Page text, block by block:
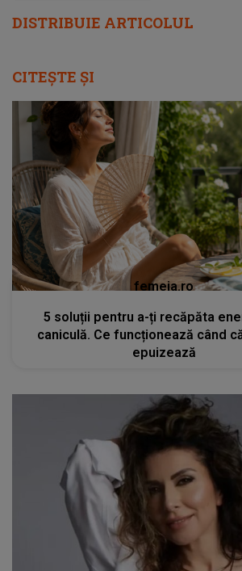
DISTRIBUIE ARTICOLUL
CITEȘTE ȘI
femeia.ro
5 soluții pentru a-ți recăpăta
caniculă. Ce funcționează când
epuizează